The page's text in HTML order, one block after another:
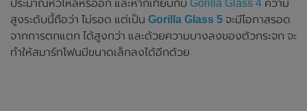
ประมาณหัวไหล่หรืออก และหากเทียบกับ Gorilla Glass 4 ความ
สูงระดับนี้ถือว่า ไม่รอด แต่เป็น Gorilla Glass 5 จะมีโอกาสรอด
จากการตกแตก ได้สูงกว่า และด้วยความบางลงของตัวกระจก จะ
ทำให้สมาร์ทโฟนมีขนาดเล็กลงได้อีกด้วย